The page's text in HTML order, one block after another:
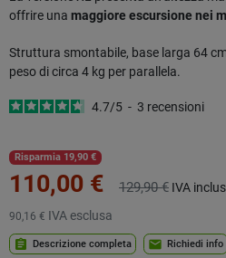
offrire una maggiore escursione nei
Struttura smontabile, base larga 64
peso di circa 4 kg per parallela.
4.7/5 - 3 recensioni
Risparmia 19,90 €
110,00 € 129,90 € IVA
90,16 € IVA esclusa
assignment Descrizione completa mail Richiedi info